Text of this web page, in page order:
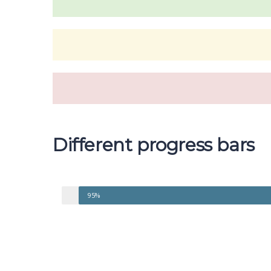
Different progress bars
95%